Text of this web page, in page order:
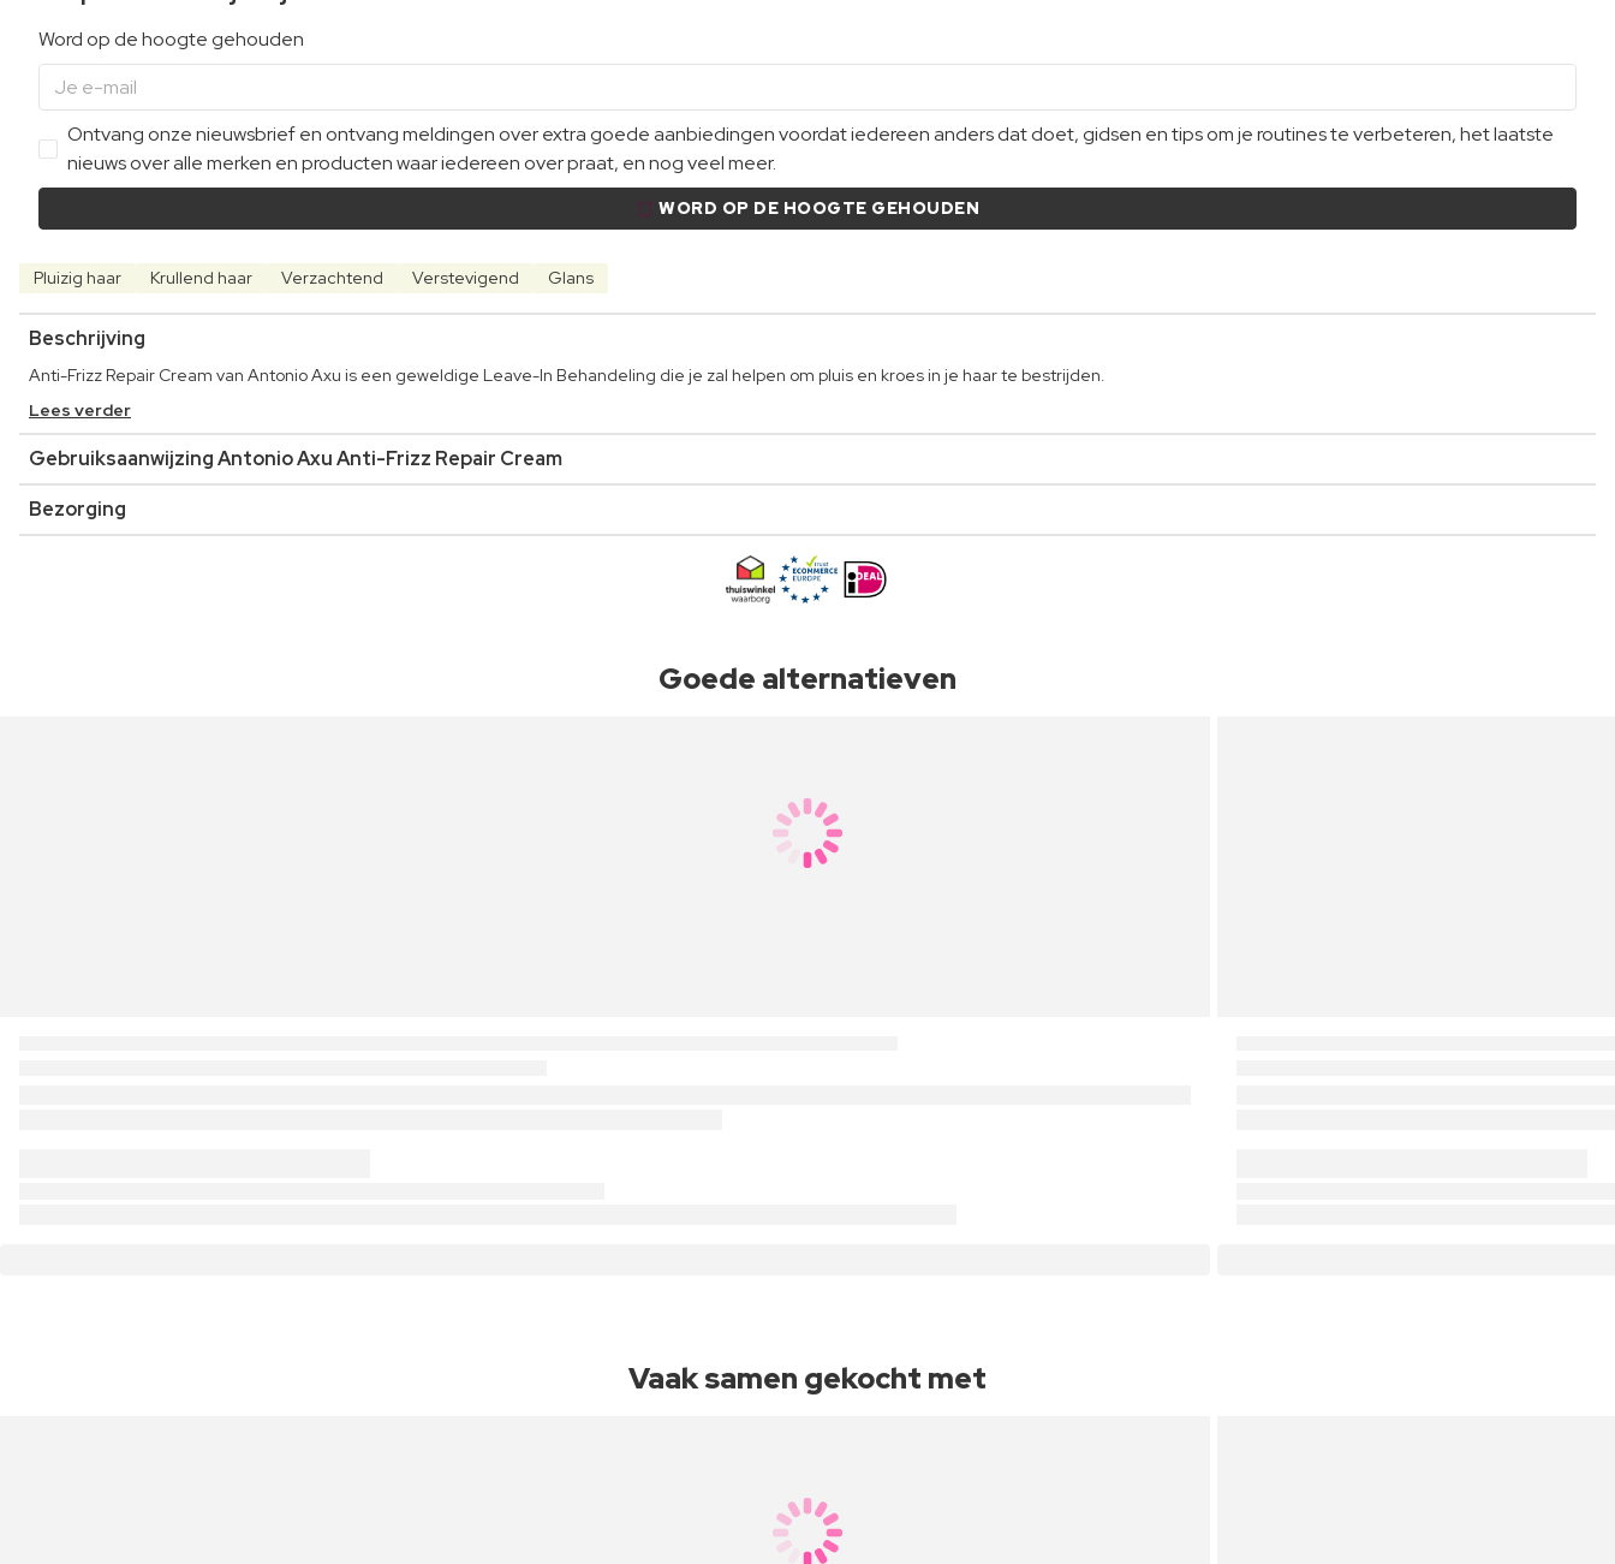
Word op de hoogte gehouden
Ontvang onze nieuwsbrief en ontvang meldingen over extra goede aanbiedingen voordat iedereen anders dat doet, gidsen en tips om je routines te verbeteren, het laatste
nieuws over alle merken en producten waar iedereen over praat, en nog veel meer.
WORD OP DE HOOGTE GEHOUDEN
Pluizig haar Krullend haar Verzachtend Verstevigend Glans
Beschrijving
Anti-Frizz Repair Cream van Antonio Axu is een geweldige Leave-In Behandeling die je zal helpen om pluis en kroes in je haar te bestrijden.
Lees verder
Gebruiksaanwijzing Antonio Axu Anti-Frizz Repair Cream
Bezorging
Goede alternatieven
Vaak samen gekocht met